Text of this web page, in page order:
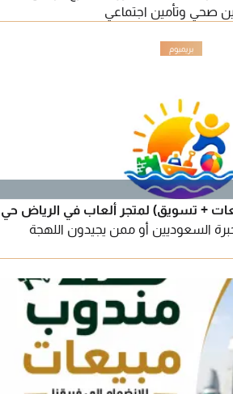
+ تسويق) لمتجر ألعاب في الرياض حي
السعوديين أو ممن يجيدون اللهجة